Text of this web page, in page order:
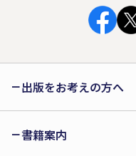
出版をお考えの方へ
書籍案内